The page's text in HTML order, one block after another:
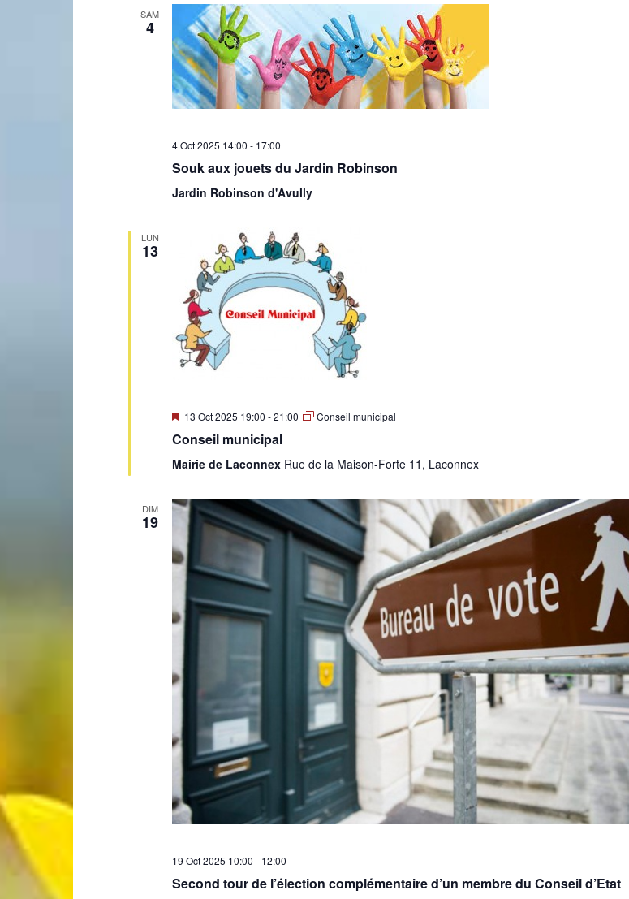
SAM
4
4 Oct 2025 14:00 - 17:00
Souk aux jouets du Jardin Robinson
Jardin Robinson d'Avully
LUN
13
Mis
avant
13 Oct 2025 19:00 -21:00 Conseil municipal
Conseil municipal
Mairie de Laconnex Rue de la Maison-Forte 11, Laconnex
DIM
19
19 Oct 2025 10:00 - 12:00
Second tour de l’élection complémentaire d’un membre du Conseil d’Etat